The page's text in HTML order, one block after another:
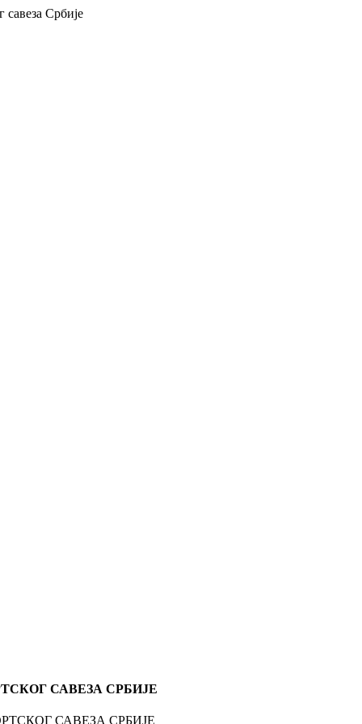
савеза Србије
САВЕЗА СРБИЈЕ